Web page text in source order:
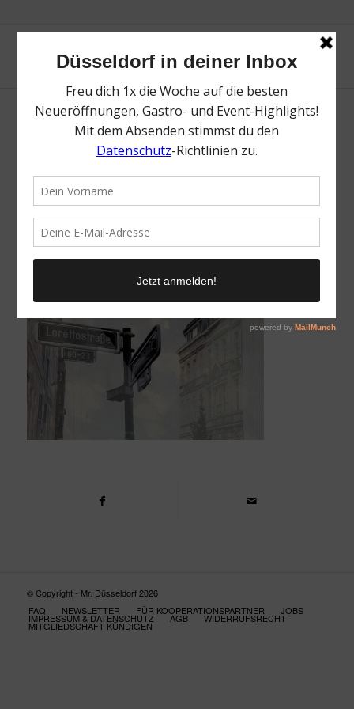
Lorettofollies Foto Lorettofollies
17. Januar 2025 /
© Copyright - Mr. Düsseldorf 2026
FAQ
NEWSLETTER FÜR KOOPERATIONSPARTNER JOBS
IMPRESSUM & DATENSCHUTZ AGB WIDERRUFSRECHT
MITGLIEDSCHAFT KÜNDIGEN